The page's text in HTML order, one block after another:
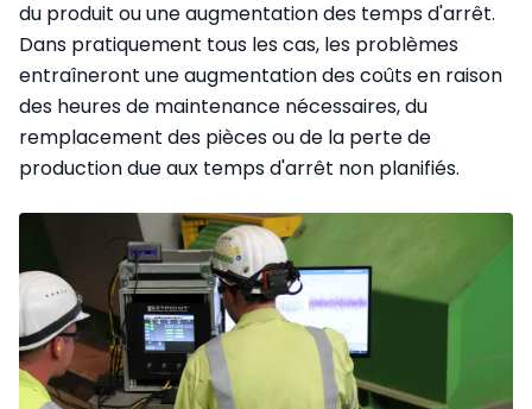
du produit ou une augmentation des temps d'arrêt.
Dans pratiquement tous les cas, les problèmes
entraîneront une augmentation des coûts en raison
des heures de maintenance nécessaires, du
remplacement des pièces ou de la perte de
production due aux temps d'arrêt non planifiés.